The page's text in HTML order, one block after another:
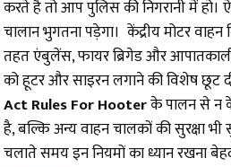
करते है तो आप पुलिस की निगरानी में
चालान भुगतना पड़ेगा। केंद्रीय मोटर
तहत एंबुलेंस, फायर ब्रिगेड और
को हूटर और साइरन लगाने की विशेष छूट
Act Rules For Hooterके पालन से न
है, बल्कि अन्य वाहन चालकों की सुरक्षा भी
चलाते समय इन नियमों का ध्यान रखना